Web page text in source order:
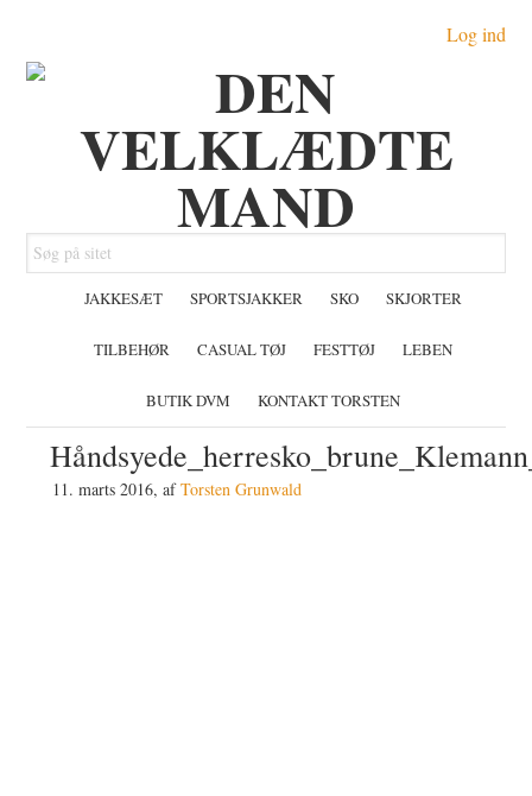
indhold
Log ind
Søg
på
JAKKESÆT SPORTSJAKKER SKO SKJORTER
TILBEHØR CASUAL TØJ FESTTØJ LEBEN
BUTIK DVM KONTAKT TORSTEN
11. marts 2016, afTorsten Grunwald